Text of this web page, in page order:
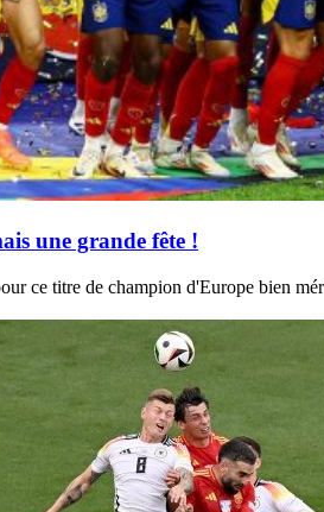
une grande fête !
ce titre de champion d'Europe bien